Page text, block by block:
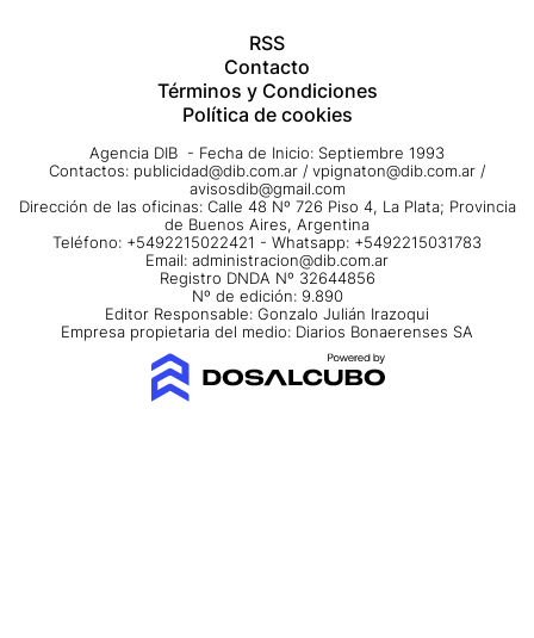
RSS
Contacto
Términos y Condiciones
Política de cookies
Agencia DIB - Fecha de Inicio: Septiembre 1993
Contactos: publicidad@dib.com.ar / vpignaton@dib.com.ar /
avisosdib@gmail.com
Dirección de las oficinas: Calle 48 Nº 726 Piso 4, La Plata; Provincia
de Buenos Aires, Argentina
Teléfono: +5492215022421 - Whatsapp: +5492215031783
Email: administracion@dib.com.ar
Registro DNDA Nº 32644856
Nº de edición: 9.890
Editor Responsable: Gonzalo Julián Irazoqui
Empresa propietaria del medio: Diarios Bonaerenses SA